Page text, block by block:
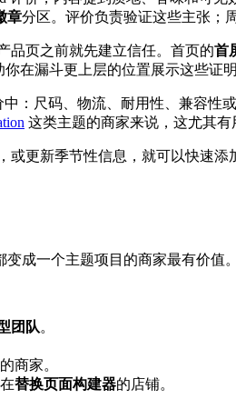
章分区。评价负责验证这些主张；
品页之前就先建立信任。首页的首
在漏斗更上层的位置展示这些证明
：尺码、物流、耐用性、兼容性
这类主题的商家来说，这尤其有
或更新季节性信息，就可以快速添
成一个主题项目的商家最有价值。
团队。
商家。
替换页面构建器的店铺。